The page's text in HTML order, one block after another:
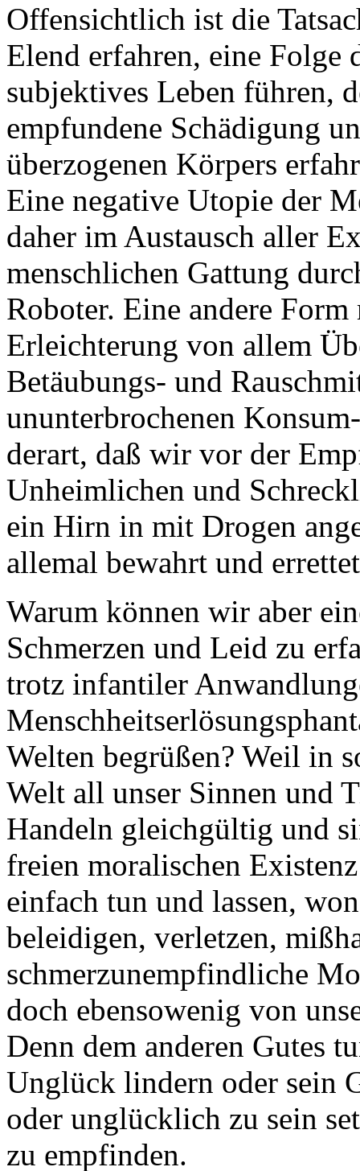
Offensichtlich ist die
Elend erfahren, eine Folge
subjektives Leben führen,
empfundene Schädigung
überzogenen Körpers
Eine negative Utopie der
daher im Austausch aller
menschlichen Gattung
Roboter. Eine andere
Erleichterung von allem
Betäubungs- und
ununterbrochenen
derart, daß wir vor der
Unheimlichen und
ein Hirn in mit Drogen
allemal bewahrt und
Warum können wir aber
Schmerzen und Leid zu
trotz infantiler
Welten begrüßen? Weil in
Welt all unser Sinnen und
Handeln gleichgültig und
freien moralischen
einfach tun und lassen,
beleidigen, verletzen,
schmerzunempfindliche
doch ebensowenig von
Denn dem anderen Gutes
Unglück lindern oder sein
oder unglücklich zu sein
zu empfinden.